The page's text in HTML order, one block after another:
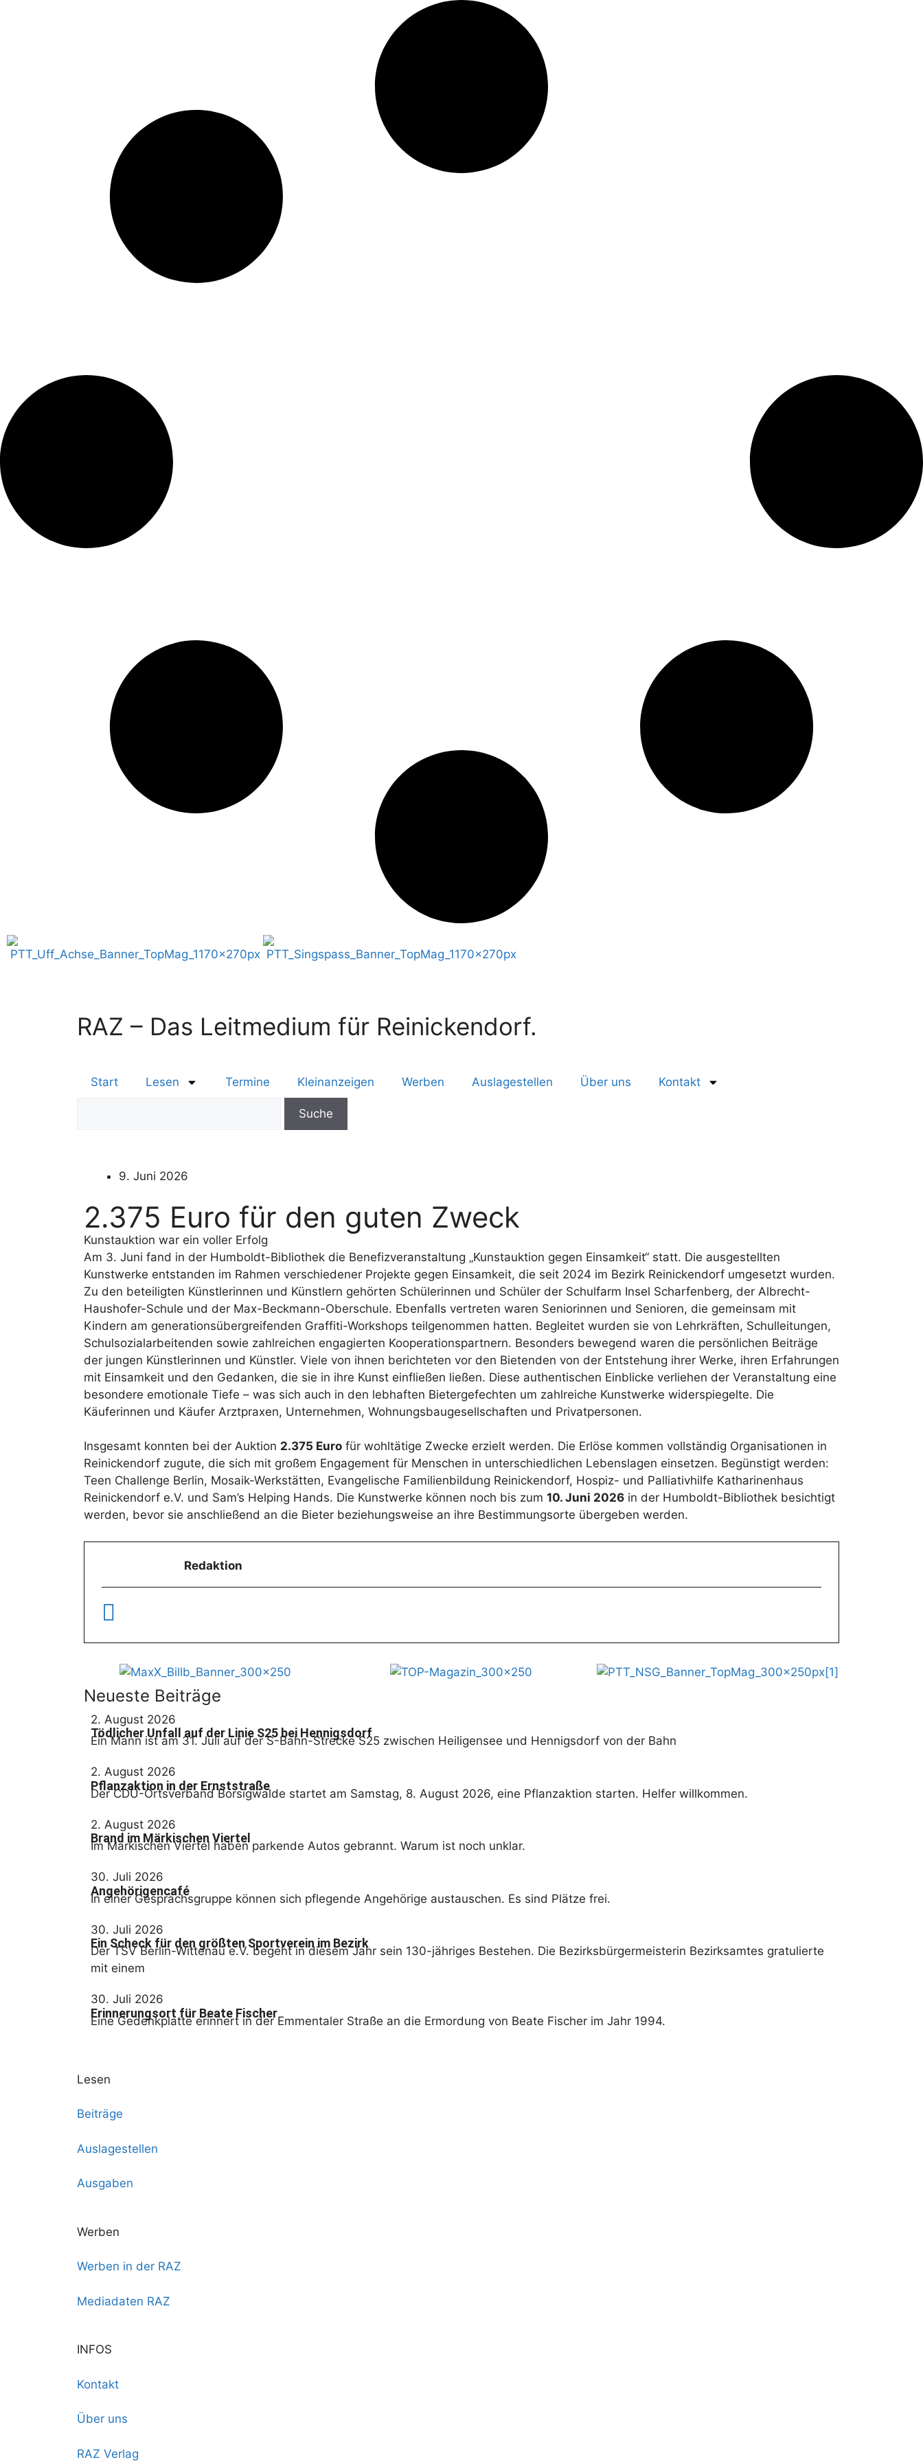
RAZ – Das Leitmedium für Reinickendorf.
Start Lesen Termine Kleinanzeigen Werben Auslagestellen Über uns Kontakt
9. Juni 2026
2.375 Euro für den guten Zweck
Kunstauktion war ein voller Erfolg
Am 3. Juni fand in der Humboldt-Bibliothek die Benefizveranstaltung „Kunstauktion gegen Einsamkeit“ statt. Die ausgestellten
Kunstwerke entstanden im Rahmen verschiedener Projekte gegen Einsamkeit, die seit 2024 im Bezirk Reinickendorf umgesetzt wurden.
Zu den beteiligten Künstlerinnen und Künstlern gehörten Schülerinnen und Schüler der Schulfarm Insel Scharfenberg, der Albrecht-
Haushofer-Schule und der Max-Beckmann-Oberschule. Ebenfalls vertreten waren Seniorinnen und Senioren, die gemeinsam mit
Kindern am generationsübergreifenden Graffiti-Workshops teilgenommen hatten. Begleitet wurden sie von Lehrkräften, Schulleitungen,
Schulsozialarbeitenden sowie zahlreichen engagierten Kooperationspartnern. Besonders bewegend waren die persönlichen Beiträge
der jungen Künstlerinnen und Künstler. Viele von ihnen berichteten vor den Bietenden von der Entstehung ihrer Werke, ihren Erfahrungen
mit Einsamkeit und den Gedanken, die sie in ihre Kunst einfließen ließen. Diese authentischen Einblicke verliehen der Veranstaltung eine
besondere emotionale Tiefe – was sich auch in den lebhaften Bietergefechten um zahlreiche Kunstwerke widerspiegelte. Die
Käuferinnen und Käufer Arztpraxen, Unternehmen, Wohnungsbaugesellschaften und Privatpersonen.
Insgesamt konnten bei der Auktion 2.375 Euro für wohltätige Zwecke erzielt werden. Die Erlöse kommen vollständig Organisationen in
Reinickendorf zugute, die sich mit großem Engagement für Menschen in unterschiedlichen Lebenslagen einsetzen. Begünstigt werden:
Teen Challenge Berlin, Mosaik-Werkstätten, Evangelische Familienbildung Reinickendorf, Hospiz- und Palliativhilfe Katharinenhaus
Reinickendorf e.V. und Sam’s Helping Hands. Die Kunstwerke können noch bis zum 10. Juni 2026 in der Humboldt-Bibliothek besichtigt
werden, bevor sie anschließend an die Bieter beziehungsweise an ihre Bestimmungsorte übergeben werden.
Redaktion
Neueste Beiträge
2. August 2026
Tödlicher Unfall auf der Linie S25 bei Hennigsdorf
Ein Mann ist am 31. Juli auf der S-Bahn-Strecke S25 zwischen Heiligensee und Hennigsdorf von der Bahn
2. August 2026
Pflanzaktion in der Ernststraße
Der CDU-Ortsverband Borsigwalde startet am Samstag, 8. August 2026, eine Pflanzaktion starten. Helfer willkommen.
2. August 2026
Brand im Märkischen Viertel
Im Märkischen Viertel haben parkende Autos gebrannt. Warum ist noch unklar.
30. Juli 2026
Angehörigencafé
In einer Gesprächsgruppe können sich pflegende Angehörige austauschen. Es sind Plätze frei.
30. Juli 2026
Ein Scheck für den größten Sportverein im Bezirk
Der TSV Berlin-Wittenau e.V. begeht in diesem Jahr sein 130-jähriges Bestehen. Die Bezirksbürgermeisterin Bezirksamtes gratulierte
mit einem
30. Juli 2026
Erinnerungsort für Beate Fischer
Eine Gedenkplatte erinnert in der Emmentaler Straße an die Ermordung von Beate Fischer im Jahr 1994.
Lesen
Beiträge
Auslagestellen
Ausgaben
Werben
Werben in der RAZ
Mediadaten RAZ
INFOS
Kontakt
Über uns
RAZ Verlag